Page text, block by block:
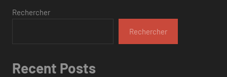
Rechercher
Rechercher
Recent Posts